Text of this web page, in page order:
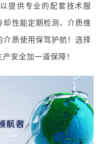
提供专业的配套技术服
性能定期检测、介质维
质使用保驾护航！选择
安全加一道保障！